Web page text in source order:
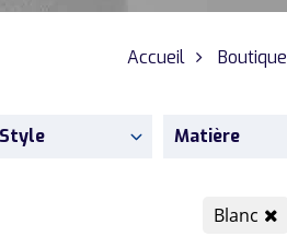
Accueil Boutique
Style Matière
Blanc